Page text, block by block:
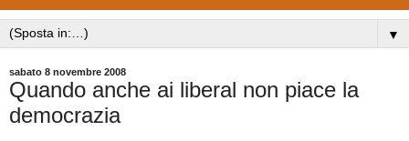
▼
sabato 8 novembre 2008
Quando anche ai liberal non piace la
democrazia